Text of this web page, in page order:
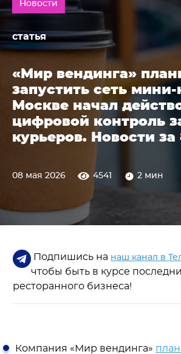
Новости
статья
«Мир вендинга»
запустить сеть
Москве начал
цифровой контроль
курьеров. Новости за
08 мая 2026 4541 2 мин
Подпишись на наш канал в
чтобы быть в курсе
ресторанного бизнеса!
Компания «Мир вендинга»